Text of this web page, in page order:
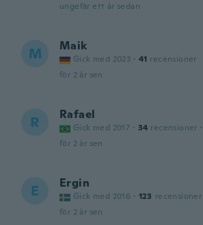
ungefär ett år sedan
M Maik
Gick med 2023 · 41 recensioner
för 2 år sen
R Rafael
Gick med 2017 · 34 recensioner ·
för 2 år sen
E Ergin
Gick med 2016 · 123 recensioner
för 2 år sen